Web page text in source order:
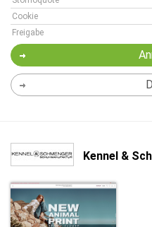
Cookie
Freigabe
Kennel &